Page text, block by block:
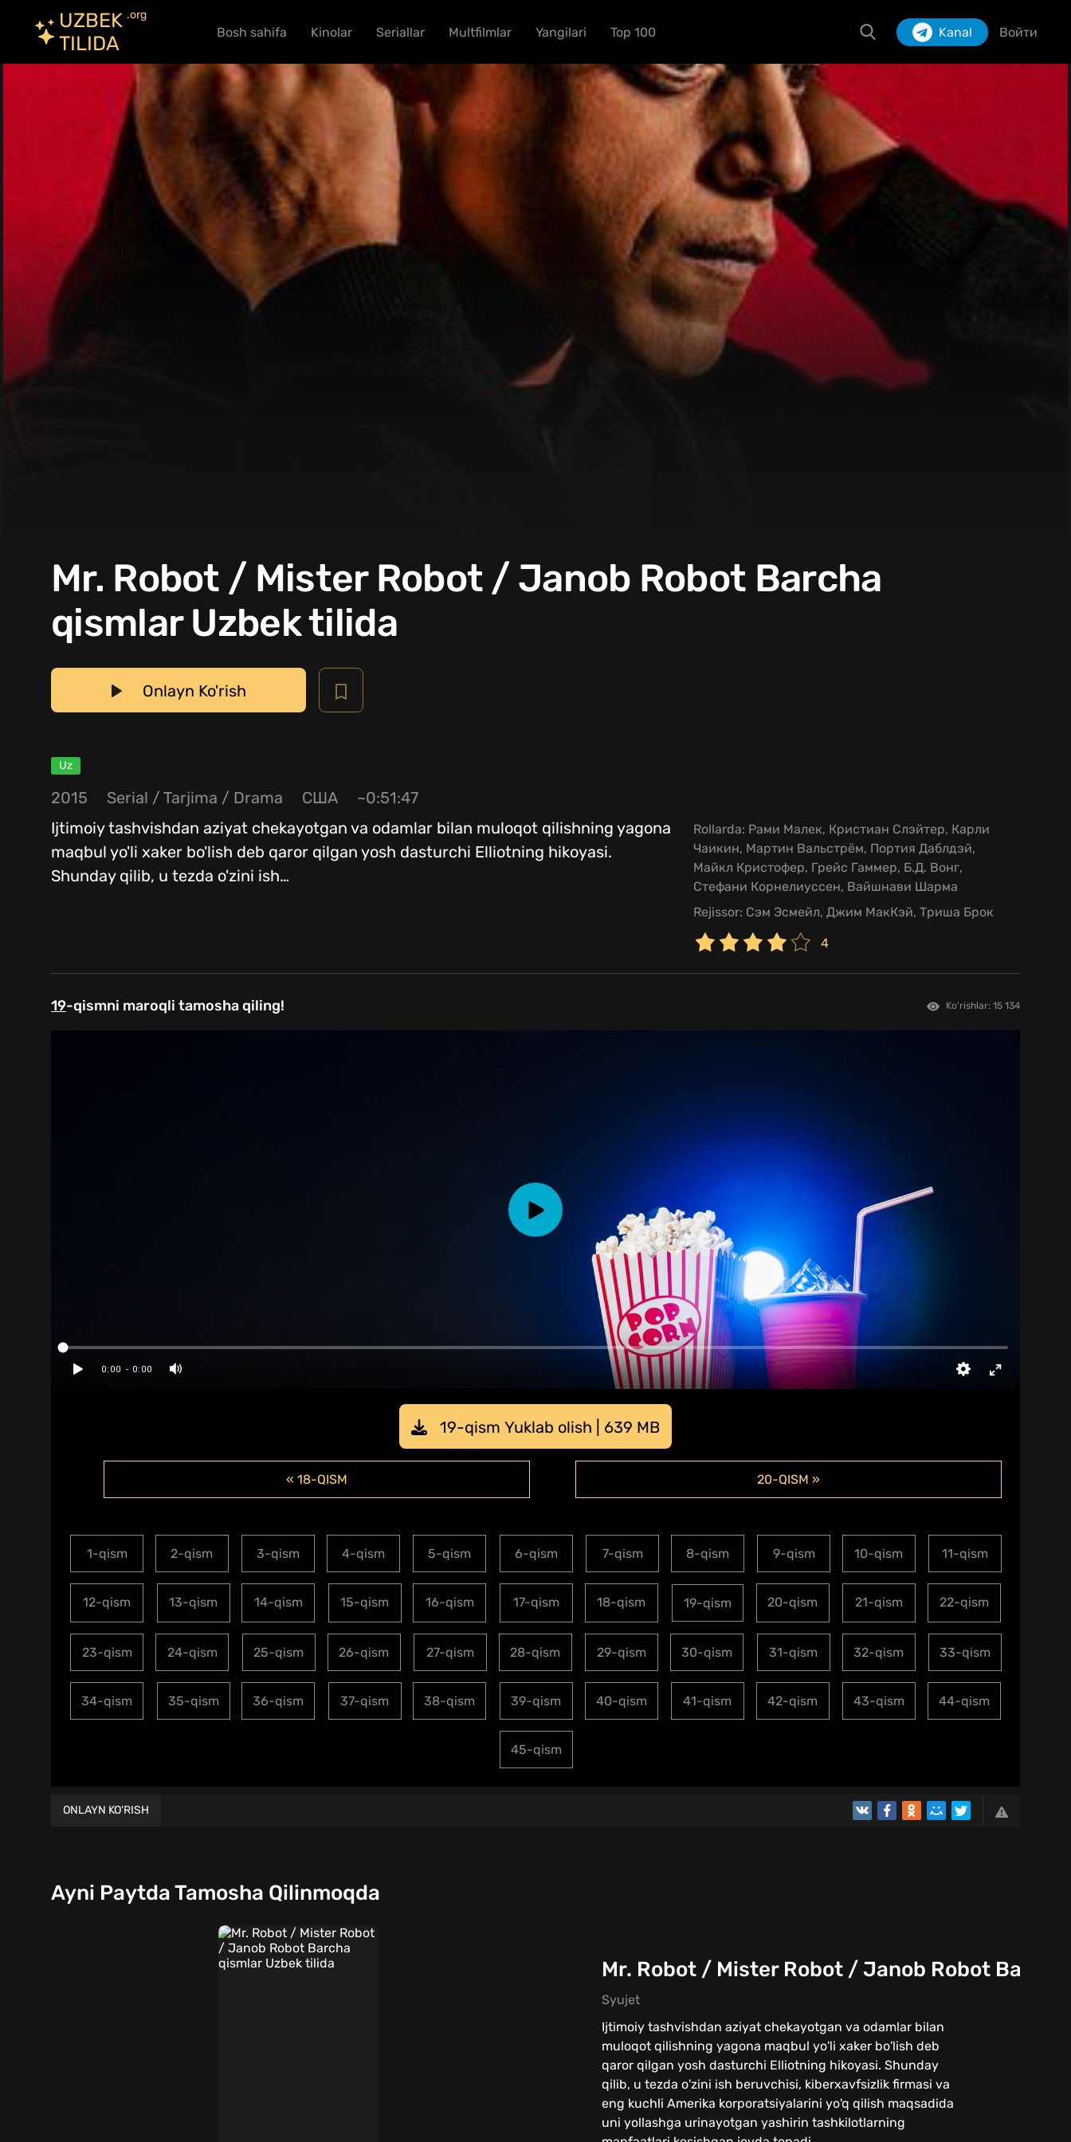
UZBEK
TILIDA
.org
Bosh sahifa Kinolar Seriallar Multfilmlar Yangilari Top 100 Kanal Войти
Mr. Robot / Mister Robot / Janob Robot Barcha
qismlar Uzbek tilida
Onlayn Ko'rish
Uz
2015 Serial / Tarjima / Drama США
~0:51:47
Ijtimoiy tashvishdan aziyat chekayotgan va odamlar bilan muloqot qilishning yagona
maqbul yo'li xaker bo'lish deb qaror qilgan yosh dasturchi Elliotning hikoyasi.
Shunday qilib, u tezda o'zini ish…
Rollarda: Рами Малек, Кристиан Слэйтер, Карли
Чаикин, Мартин Вальстрём, Портия Даблдэй,
Майкл Кристофер, Грейс Гаммер, Б.Д. Вонг,
Стефани Корнелиуссен, Вайшнави Шарма
Rejissor: Сэм Эсмейл, Джим МакКэй, Триша Брок
4
19-qismni maroqli tamosha qiling! Ko'rishlar: 15 134
19-qism Yuklab olish | 639 MB
« 18-QISM 20-QISM »
1-qism 2-qism 3-qism 4-qism 5-qism 6-qism 7-qism 8-qism 9-qism 10-qism 11-qism
12-qism 13-qism 14-qism 15-qism 16-qism 17-qism 18-qism 19-qism 20-qism 21-qism 22-qism
23-qism 24-qism 25-qism 26-qism 27-qism 28-qism 29-qism 30-qism 31-qism 32-qism 33-qism
34-qism 35-qism 36-qism 37-qism 38-qism 39-qism 40-qism 41-qism 42-qism 43-qism 44-qism
45-qism
ONLAYN KO'RISH
Ayni Paytda Tamosha Qilinmoqda
Mr. Robot / Mister Robot / Janob Robot
Syujet
Ijtimoiy tashvishdan aziyat chekayotgan va odamlar bilan
muloqot qilishning yagona maqbul yo'li xaker bo'lish deb
qaror qilgan yosh dasturchi Elliotning hikoyasi. Shunday
qilib, u tezda o'zini ish beruvchisi, kiberxavfsizlik firmasi va
eng kuchli Amerika korporatsiyalarini yo'q qilish maqsadida
uni yollashga urinayotgan yashirin tashkilotlarning